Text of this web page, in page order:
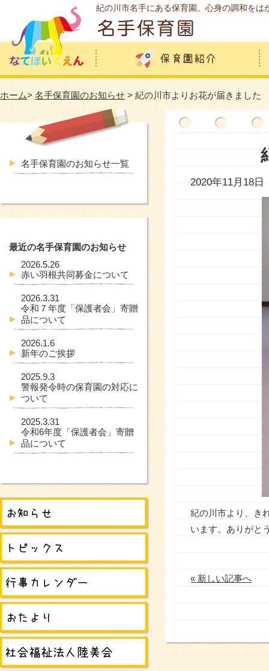
紀の川市名手にある保育園。心身の調和を
ホーム> 名手保育園のお知らせ > 紀の川市よりお花が届きました
2020年11月18日
紀の川市より、き
います。ありがと
« 新しい記事へ
名手保育園のお知らせ一覧
最近の名手保育園のお知らせ
2026.5.26
赤い羽根共同募金について
2026.3.31
令和７年度「保護者会」寄贈
品について
2026.1.6
新年のご挨拶
2025.9.3
警報発令時の保育園の対応に
ついて
2025.3.31
令和6年度「保護者会」寄贈
品について